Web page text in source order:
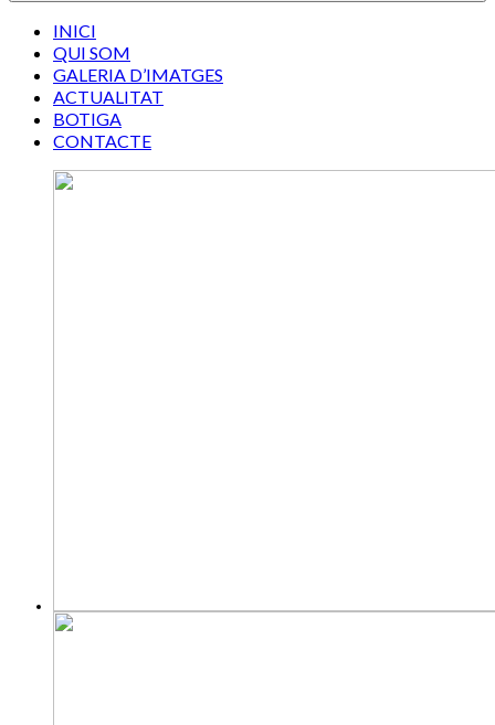
INICI
QUI SOM
GALERIA D’IMATGES
ACTUALITAT
BOTIGA
CONTACTE